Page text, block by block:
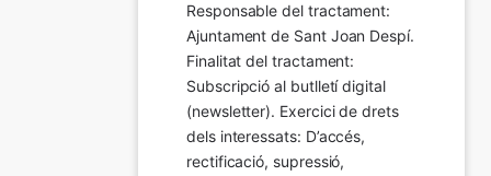
Responsable del tractament:
Ajuntament de Sant Joan Despí.
Finalitat del tractament:
Subscripció al butlletí digital
(newsletter). Exercici de drets
dels interessats: D’accés,
rectificació, supressió,